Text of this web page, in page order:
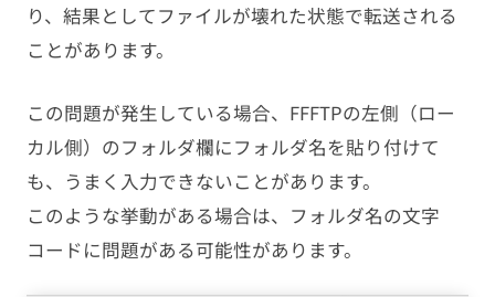
り、結果としてファイルが壊れた状態で転送される
ことがあります。
この問題が発生している場合、FFFTPの左側（ロー
カル側）のフォルダ欄にフォルダ名を貼り付けて
も、うまく入力できないことがあります。
このような挙動がある場合は、フォルダ名の文字
コードに問題がある可能性があります。